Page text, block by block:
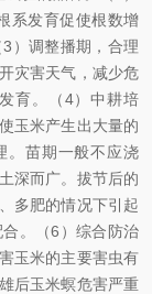
系发育促使根数增
）调整播期，合理
灾害天气，减少危
育。（4）中耕培
玉米产生出大量的
。苗期一般不应浇
深而广。拔节后的
多肥的情况下引起
。（6）综合防治
玉米的主要害虫有
后玉米螟危害严重